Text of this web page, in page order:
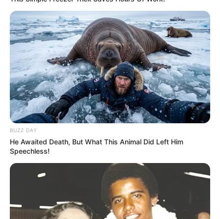
BUZZ DAY
He Awaited Death, But What This Animal Did Left Him
Speechless!